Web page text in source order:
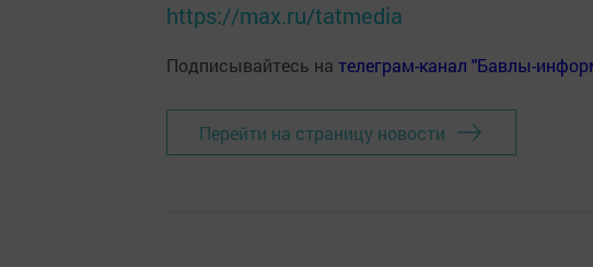
https://max.ru/tatmedia
Подписывайтесь на телеграм-канал "Бавлы-
Перейти на страницу новости